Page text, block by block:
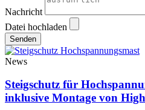
Nachricht
Datei hochladen
Senden
News
Steigschutz für
inklusive Montage von